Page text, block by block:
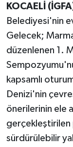
KOCAELİ
Belediyesi'nin
Gelecek;
düzenlenen 1.
kapsamlı
Denizi'nin
önerilerinin ele
sürdürülebilir